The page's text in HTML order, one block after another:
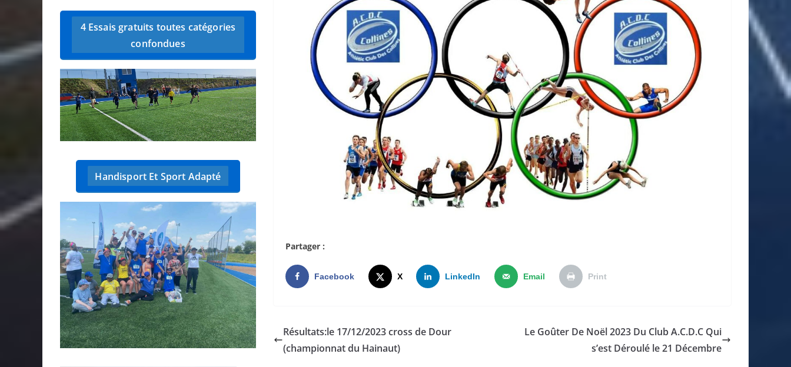
Partager :
Facebook X LinkedIn Email Print
Résultats:le 17/12/2023 cross de Dour
(championnat du Hainaut)
Le Goûter De Noël 2023 Du Club A.C.D.C Qui
s’est Déroulé le 21 Décembre
4 Essais gratuits toutes catégories
confondues
Handisport Et Sport Adapté